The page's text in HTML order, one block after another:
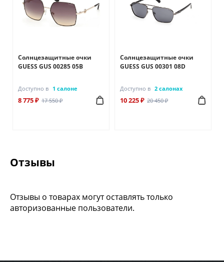
Солнцезащитные очки
GUESS GUS 00285 05B
Доступно в 1 салоне
8 775 ₽ 17 550 ₽
Солнцезащитные очки
GUESS GUS 00301 08D
Доступно в 2 салонах
10 225 ₽ 20 450 ₽
Отзывы
Отзывы о товарах могут оставлять только
авторизованные пользователи.